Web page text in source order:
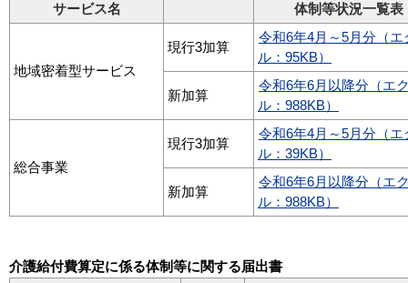
サービス名
体制等状況一覧表
地域密着型サービス
現行3加算
令和6年4月～5月分（エ
ル：95KB）
新加算
令和6年6月以降分（エ
ル：988KB）
総合事業
現行3加算
令和6年4月～5月分（エ
ル：39KB）
新加算
令和6年6月以降分（エ
ル：988KB）
介護給付費算定に係る体制等に関する届出書